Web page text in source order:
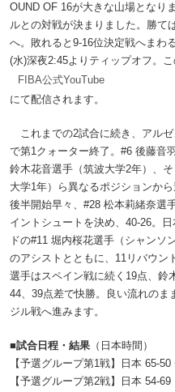
OUND OF 16が大きな山場となり
ルとの対戦が決まりました。勝て
へ。敗れると9-16位決定戦へまわ
(水)深夜2:45よりティップオフ。こ
FIBA公式YouTube
にて配信されます。
これまでの2試合に続き、アル
で第1クォーター終了。#6 後藤音
鈴木花音選手（筑波大学2年）、
大学1年）ら異なるポジションか
後半開始早々、#28 松本莉緒奈選
イントシュートを決め、40-26。
ドの#11 堀内桜花選手（シャンソ
のアシストとともに、11リバウン
選手はスペイン戦に続く19点、鈴
44、39点差で快勝。良い流れのま
ジル戦へ進みます。
■試合日程・結果 （日本時間）
【予選グループ第1戦】日本 65-50
【予選グループ第2戦】日本 54-69